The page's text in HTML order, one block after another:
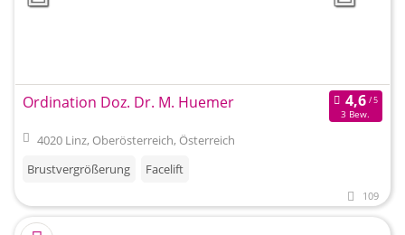
Ordination Doz. Dr. M. Huemer
3 Bew.
4020 Linz, Oberösterreich, Österreich
Brustvergrößerung
Facelift
109